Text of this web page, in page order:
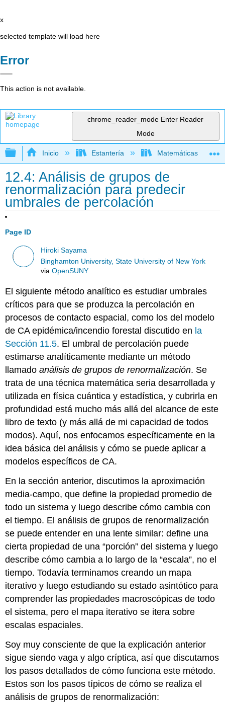
x
selected template will load here
Error
This action is not available.
chrome_reader_mode Enter Reader
Mode
Expandir/contraer jerarquía global
Inicio Estantería Matemáticas
12.4: Análisis de grupos de
renormalización para predecir
umbrales de percolación
Page ID
Hiroki Sayama
Binghamton University, State University of New York
viaOpenSUNY
El siguiente método analítico es estudiar umbrales
críticos para que se produzca la percolación en
procesos de contacto espacial, como los del modelo
de CA epidémica/incendio forestal discutido en la
Sección 11.5. El umbral de percolación puede
estimarse analíticamente mediante un método
llamadoanálisis de grupos de renormalización. Se
trata de una técnica matemática seria desarrollada y
utilizada en física cuántica y estadística, y cubrirla en
profundidad está mucho más allá del alcance de este
libro de texto (y más allá de mi capacidad de todos
modos). Aquí, nos enfocamos específicamente en la
idea básica del análisis y cómo se puede aplicar a
modelos específicos de CA.
En la sección anterior, discutimos la aproximación
media-campo, que define la propiedad promedio de
todo un sistema y luego describe cómo cambia con
el tiempo. El análisis de grupos de renormalización
se puede entender en una lente similar: define una
cierta propiedad de una “porción” del sistema y luego
describe cómo cambia a lo largo de la “escala”, no el
tiempo. Todavía terminamos creando un mapa
iterativo y luego estudiando su estado asintótico para
comprender las propiedades macroscópicas de todo
el sistema, pero el mapa iterativo se itera sobre
escalas espaciales.
Soy muy consciente de que la explicación anterior
sigue siendo vaga y algo críptica, así que discutamos
los pasos detallados de cómo funciona este método.
Estos son los pasos típicos de cómo se realiza el
análisis de grupos de renormalización: